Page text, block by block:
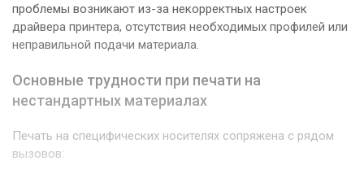
проблемы возникают из-за некорректных настроек
драйвера принтера, отсутствия необходимых профилей или
неправильной подачи материала.
Основные трудности при печати на
нестандартных материалах
Печать на специфических носителях сопряжена с рядом
вызовов: